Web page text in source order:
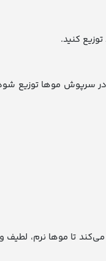
کنید.
در سرپوش موها
تا موها نرم،